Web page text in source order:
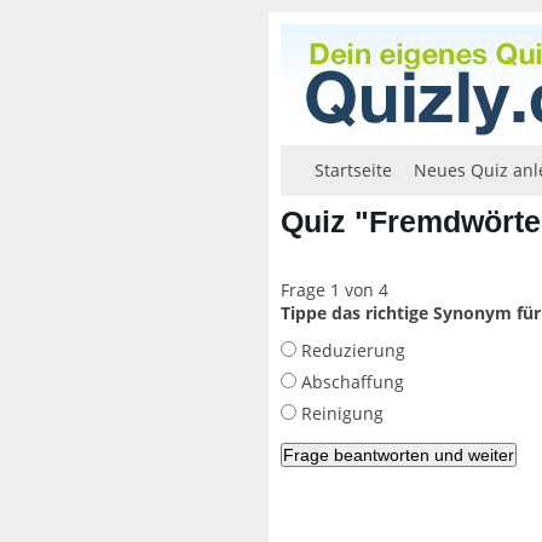
Startseite Neues Quiz
Quiz
Frage 1 von 4
Tippe das richtige Synonym
Reduzierung
Abschaffung
Reinigung